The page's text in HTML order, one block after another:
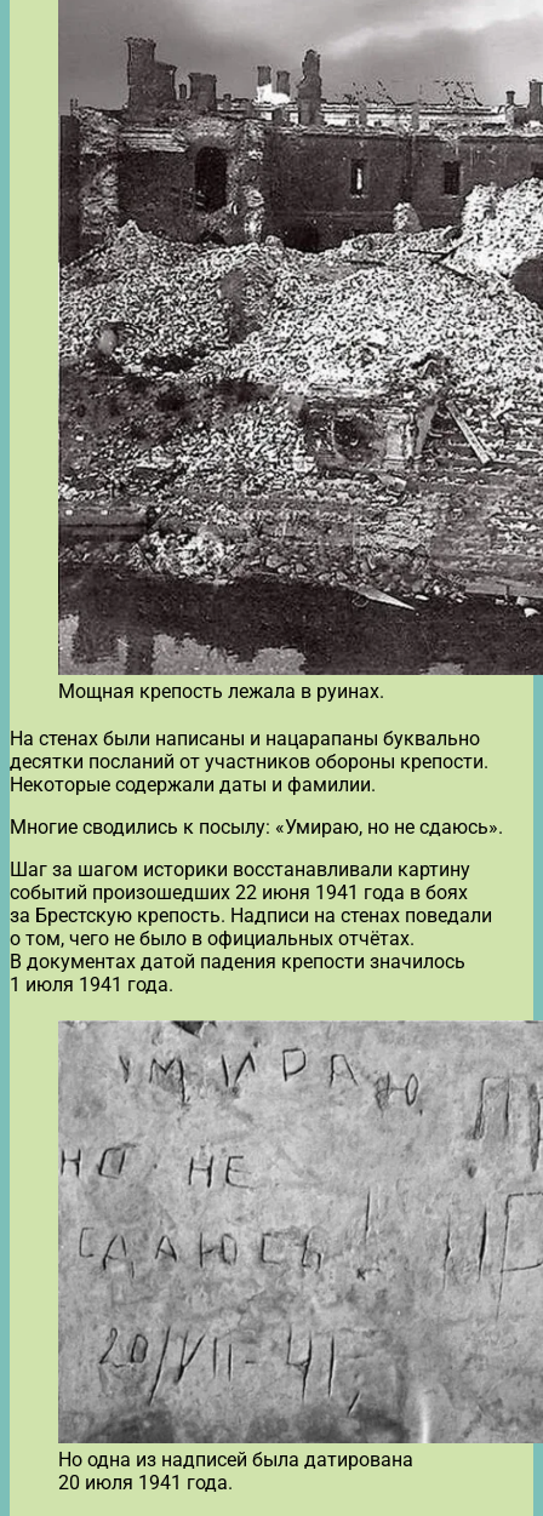
Мощная крепость лежала в руинах.
На стенах были написаны и нацарапаны буквально
десятки посланий от участников обороны крепости.
Некоторые содержали даты и фамилии.
Многие сводились к посылу: «Умираю, но не сдаюсь».
Шаг за шагом историки восстанавливали картину
событий произошедших 22 июня 1941 года в боях
за Брестскую крепость. Надписи на стенах поведали
о том, чего не было в официальных отчётах.
В документах датой падения крепости значилось
1 июля 1941 года.
Но одна из надписей была датирована
20 июля 1941 года.